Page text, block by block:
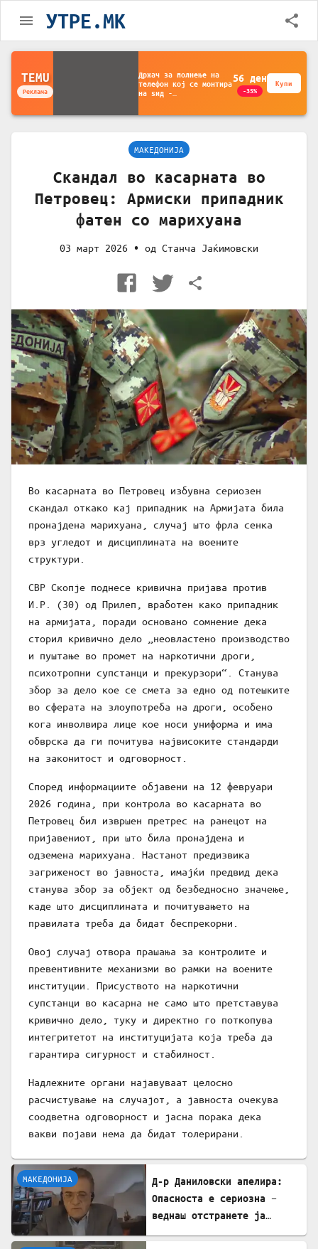
УТРЕ.MK
TEMU
Реклама
Држач за полнење на
телефон кој се монтира
на ѕид -
за чување на покрај
56 ден
-35%
Купи
МАКЕДОНИЈА
Скандал во касарната во
Петровец: Армиски припадник
фатен со марихуана
03 март 2026 • од Станча Јаќимовски
Во касарната во Петровец избувна сериозен
скандал откако кај припадник на Армијата била
пронајдена марихуана, случај што фрла сенка
врз угледот и дисциплината на воените
структури.
СВР Скопје поднесе кривична пријава против
И.Р. (30) од Прилеп, вработен како припадник
на армијата, поради основано сомнение дека
сторил кривично дело „неовластено производство
и пуштање во промет на наркотични дроги,
психотропни супстанци и прекурзори“. Станува
збор за дело кое се смета за едно од потешките
во сферата на злоупотреба на дроги, особено
кога инволвира лице кое носи униформа и има
обврска да ги почитува највисоките стандарди
на законитост и одговорност.
Според информациите објавени на 12 февруари
2026 година, при контрола во касарната во
Петровец бил извршен претрес на ранецот на
пријавениот, при што била пронајдена и
одземена марихуана. Настанот предизвика
загриженост во јавноста, имајќи предвид дека
станува збор за објект од безбедносно значење,
каде што дисциплината и почитувањето на
правилата треба да бидат беспрекорни.
Овој случај отвора прашања за контролите и
превентивните механизми во рамки на воените
институции. Присуството на наркотични
супстанци во касарна не само што претставува
кривично дело, туку и директно го поткопува
интегритетот на институцијата која треба да
гарантира сигурност и стабилност.
Надлежните органи најавуваат целосно
расчистување на случајот, а јавноста очекува
соодветна одговорност и јасна порака дека
вакви појави нема да бидат толерирани.
МАКЕДОНИЈА
Д-р Даниловски апелира:
Опасноста е сериозна –
веднаш отстранете ја